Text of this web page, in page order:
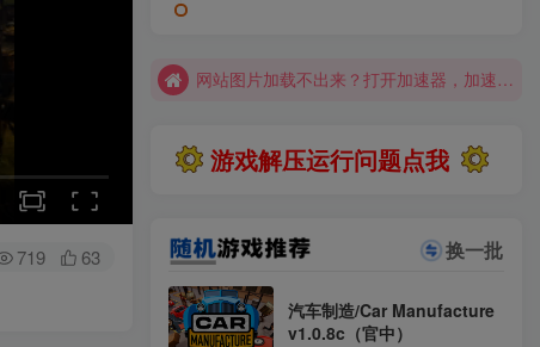
719 63
网站图片加载不出来？打开加速器，加速steam，清空浏览器缓存试试
大部分游戏解压安装问题可通过网站首页运行教程排查解决
游戏解压运行问题点我
换一批
汽车制造/Car Manufacture
v1.0.8c（官中）